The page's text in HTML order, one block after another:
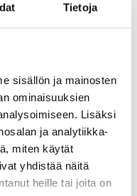
Tietoja
sisällön ja mainosten
ominaisuuksien
Lisäksi
ja analytiikka-
miten käytät
yhdistää näitä
heille tai joita on